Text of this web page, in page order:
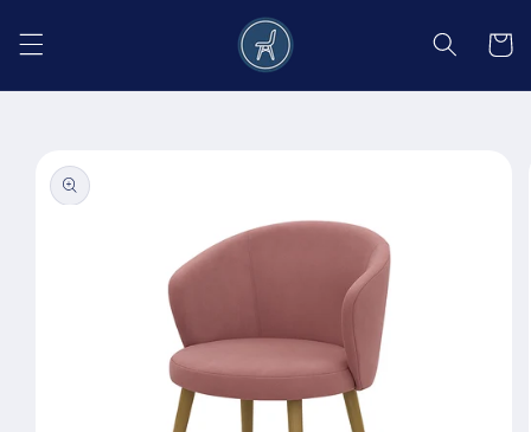
conținut
Coș
informațiile
despre
produs